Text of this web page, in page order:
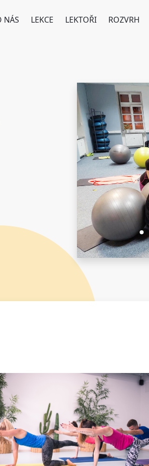
NÁS LEKCE LEKTOŘI ROZVRH
1